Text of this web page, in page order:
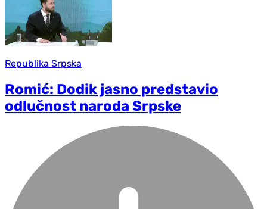
Republika Srpska
Romić: Dodik jasno predstavio
odlučnost naroda Srpske